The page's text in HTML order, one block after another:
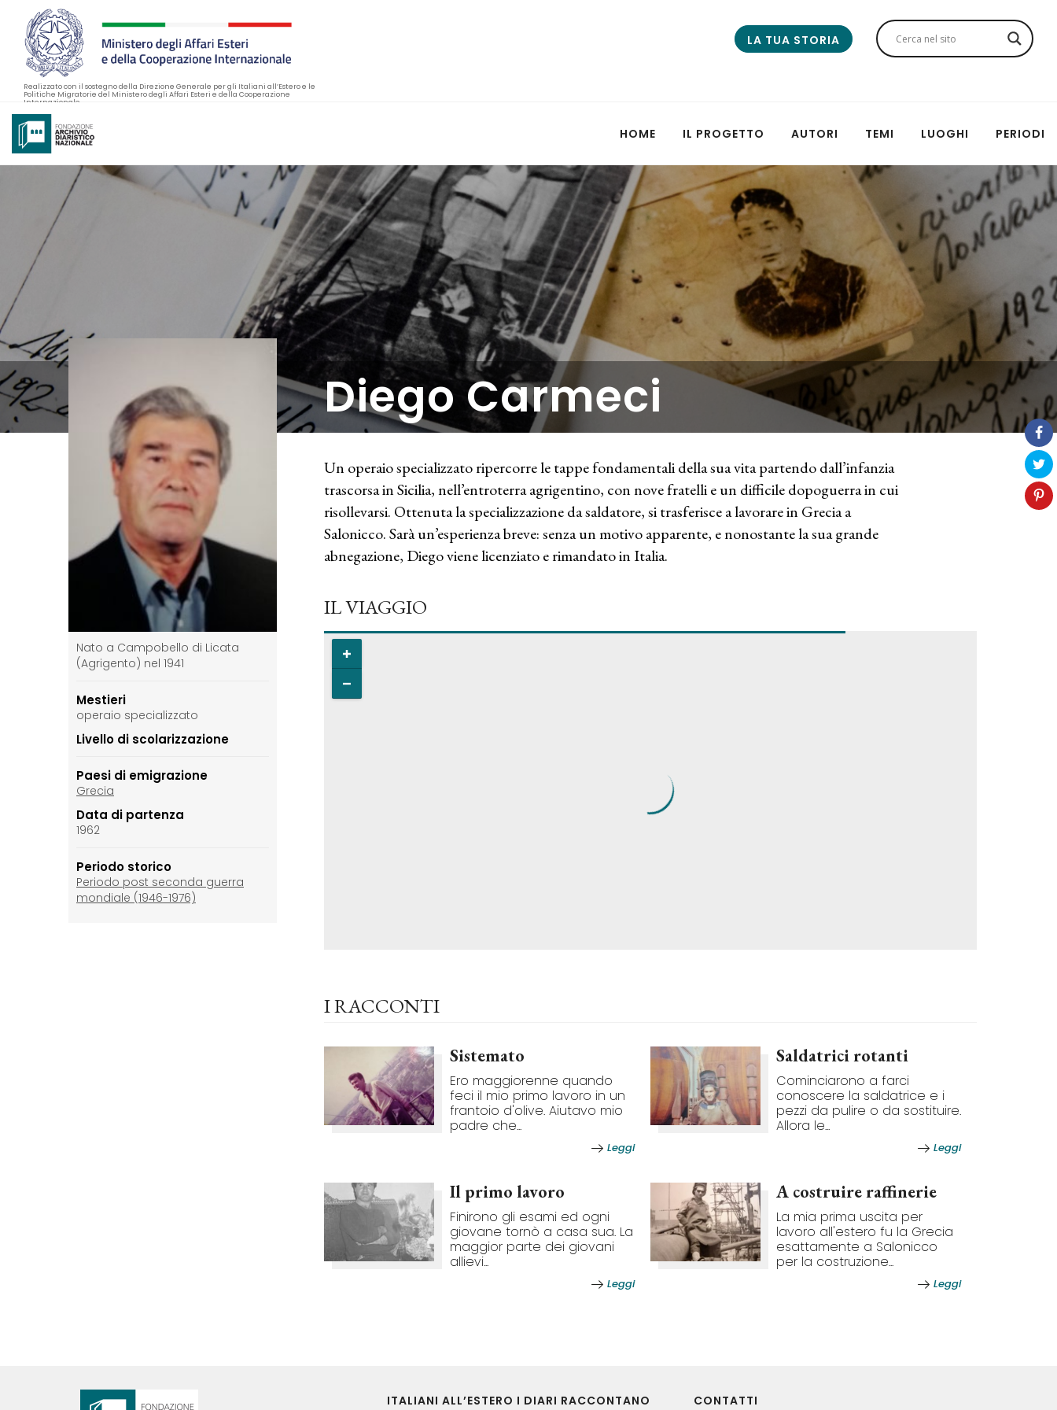
Realizzato con il sostegno della Direzione Generale per gli Italiani all’Estero e le
Politiche Migratorie del Ministero degli Affari Esteri e della Cooperazione
Internazionale
LA TUA STORIA
HOME IL PROGETTO AUTORI TEMI LUOGHI PERIODI
Diego Carmeci
Nato a Campobello di Licata
(Agrigento) nel 1941
Mestieri
operaio specializzato
Livello di scolarizzazione
Paesi di emigrazione
Grecia
Data di partenza
1962
Periodo storico
Periodo post seconda guerra
mondiale (1946-1976)
Un operaio specializzato ripercorre le tappe fondamentali della sua vita partendo dall’infanzia
trascorsa in Sicilia, nell’entroterra agrigentino, con nove fratelli e un difficile dopoguerra in cui
risollevarsi. Ottenuta la specializzazione da saldatore, si trasferisce a lavorare in Grecia a
Salonicco. Sarà un’esperienza breve: senza un motivo apparente, e nonostante la sua grande
abnegazione, Diego viene licenziato e rimandato in Italia.
IL VIAGGIO
I RACCONTI
Sistemato
Ero maggiorenne quando
feci il mio primo lavoro in un
frantoio d'olive. Aiutavo mio
padre che...
Leggi
Saldatrici rotanti
Cominciarono a farci
conoscere la saldatrice e i
pezzi da pulire o da sostituire.
Allora le...
Leggi
Il primo lavoro
Finirono gli esami ed ogni
giovane tornò a casa sua. La
maggior parte dei giovani
allievi...
Leggi
A costruire raffinerie
La mia prima uscita per
lavoro all'estero fu la Grecia
esattamente a Salonicco
per la costruzione...
Leggi
ITALIANI ALL’ESTERO I DIARI RACCONTANO CONTATTI